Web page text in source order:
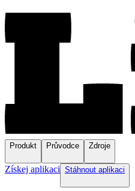
Produkt Průvodce Zdroje
Získej aplikaci Stáhnout aplikaci